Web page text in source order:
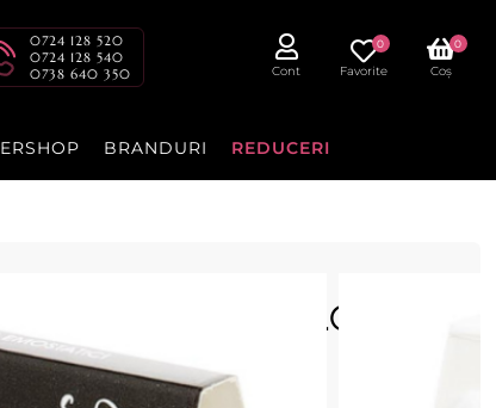
0724 128 520
0724 128 540
0738 640 350
Cont Favorite
0
Coș
0
BRANDURI REDUCERI
- The Barber - 20buc
și igienă în salon.